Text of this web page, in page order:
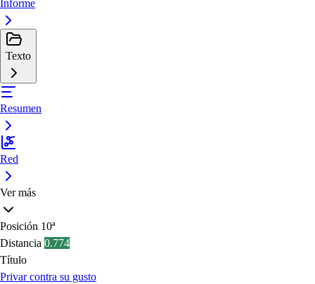
Informe
Texto
Resumen
Red
Ver más
Posición 10ª
Distancia 0.774
Título
Privar contra su gusto